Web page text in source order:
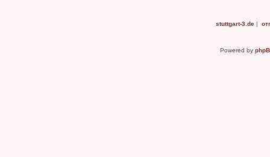
stuttgart-3.de|
Powered by